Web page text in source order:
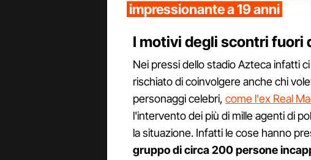
impressionante a 19 anni
I motivi degli scontri fuori
Nei pressi dello stadio Azteca infatti
rischiato di coinvolgere anche chi
personaggi celebri, come l'ex Real
l'intervento dei più di mille agenti di
la situazione. Infatti le cose hanno
gruppo di circa 200 persone